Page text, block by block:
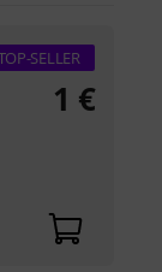
SELLER
1 €